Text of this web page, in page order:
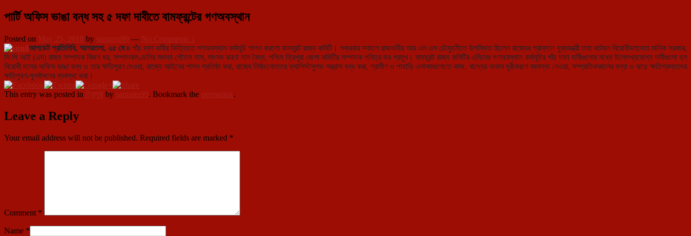
পার্টি অফিস ভাঙা বন্ধ সহ ৫ দফা দাবীতে বামফ্রন্টের গণঅবস্থান
Posted on May 25, 2018 by santanu99 — No Comments ↓
আপডেট প্রতিনিধি, আগরতলা, ২৫ মে ৷৷ পাঁচ দফা দাবীর ভিত্তিতে গণঅবস্থান কর্মসূচি পালন করলো বামফ্রন্ট রাজ্য কমিটি। শুক্রবার সকালে রাজধানীর আর এম এস চৌমুহনীতে উপস্থিত ছিলেন রাজ্যের প্রাক্তন মুখ্যমন্ত্রী তথা বর্তমান বিরোধীদলনেতা মানিক সরকার,
সি পি আই (এম) রাজ্য সম্পাদক বিজন ধর, সম্পাদকমণ্ডলির সদস্য গৌতম দাস, সাংসদ ঝরণা দাস বৈদ্য, পশ্চিম ত্রিপুরা জেলা কমিটির সম্পাদক পবিত্র কর প্রমুখ। বামফ্রন্ট রাজ্য কমিটির এদিনের গণঅবস্থান কর্মসূচির পাঁচ দফা দাবীগুলোর মধ্যে উল্লেখ্যযোগ্য দাবীগুলো হল
বিরোধী দলের অফিস ভাঙা বন্ধ ও তার ক্ষতিপূরণ দেওয়া, রাজ্যে আইনের শাসন প্রতিষ্ঠা করা, রাজ্যে নির্বাচনোত্তর ফ্যাসিস্টসুলভ সন্ত্রাস বন্ধ করা, গ্রামীণ ও পাহাড়ি এলাকাগুলোতে কাজ, খাদ্যের অভাব দূরীকরণে ব্যবস্থা নেওয়া, সম্প্রতিককালের বন্যা ও ঝড়ে ক্ষতিগ্রস্তদের
ক্ষতিপূরণ-পুনর্বাসনের ব্যবস্থা করা।
This entry was posted in ত্রিপুরা by santanu99. Bookmark the permalink.
Leave a Reply
Your email address will not be published. Required fields are marked *
Comment *
Name *